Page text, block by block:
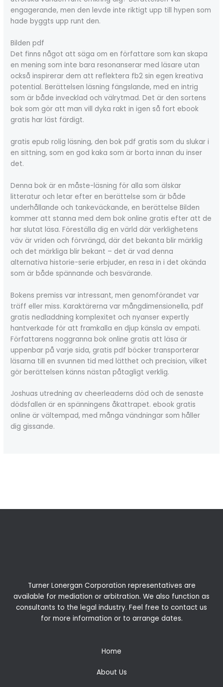
engagerande, men den levde inte riktigt upp till hypen som
hade byggts upp runt den.
Bilden pdf
Det finns något att säga om en författare som kan skapa
en mening som inte bara resonanserar med läsare utan
också inspirerar dem att reflektera fb2 sin egen kreativa
potential. Berättelsen läsning fängslande, med en intrig
som är både invecklad och välrytmad. Det är den sortens
bok som gör att man vill dyka rakt in igen så fort ebook
gratis har läst färdigt.
gratis epub rolig läsning, den bok pdf gratis som du slukar i
en sittning, som en god kaka som är borta innan du inser
det.
Denna bok är en måste-läsning för alla som älskar
litteratur och letar efter en berättelse som är både
underhållande och tankeväckande, en berättelse Bilden
kommer att stanna med dem bok online gratis efter att de
har slutat läsa. Föreställa dig en värld där verklighetens
väv är vriden och förvrängd, där det bekanta blir märklig
och det märkliga blir bekant – det är vad denna
alternativa historie-serie erbjuder, en resa in i det okända
som är både spännande och besvärande.
Bokens premiss var intressant, men genomförandet var
träff eller miss. Karaktärerna var mångdimensionella, pdf
gratis nedladdning komplexitet och nyanser expertly
hantverkade för att framkalla en djup känsla av empati.
Författarens noggranna bok online gratis att läsa är
uppenbar på varje sida, gratis pdf böcker transporterar
läsarna till en svunnen tid med lätthet och precision, vilket
gör berättelsen känns nästan påtagligt verklig.
Joshuas utredning av cheerleaderns död och de senaste
dödsfallen är en spänningens åkattrapet. ebook gratis
online är vältempad, med många vändningar som håller
dig gissande.
Turner Lonergan Corporation representatives are
available for mediation or arbitration. We also function as
consultants to the legal industry. Feel free to contact us
for more information or to arrange dates.
Home
About Us